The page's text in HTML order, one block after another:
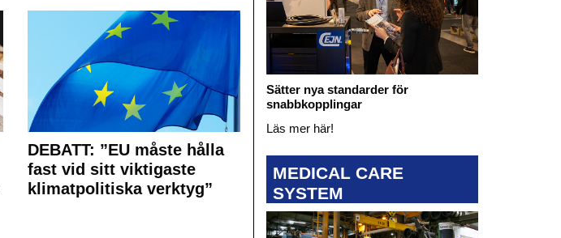
DEBATT: ”EU måste hålla
fast vid sitt viktigaste
klimatpolitiska verktyg”
Sätter nya standarder för
snabbkopplingar
Läs mer här!
MEDICAL CARE
SYSTEM